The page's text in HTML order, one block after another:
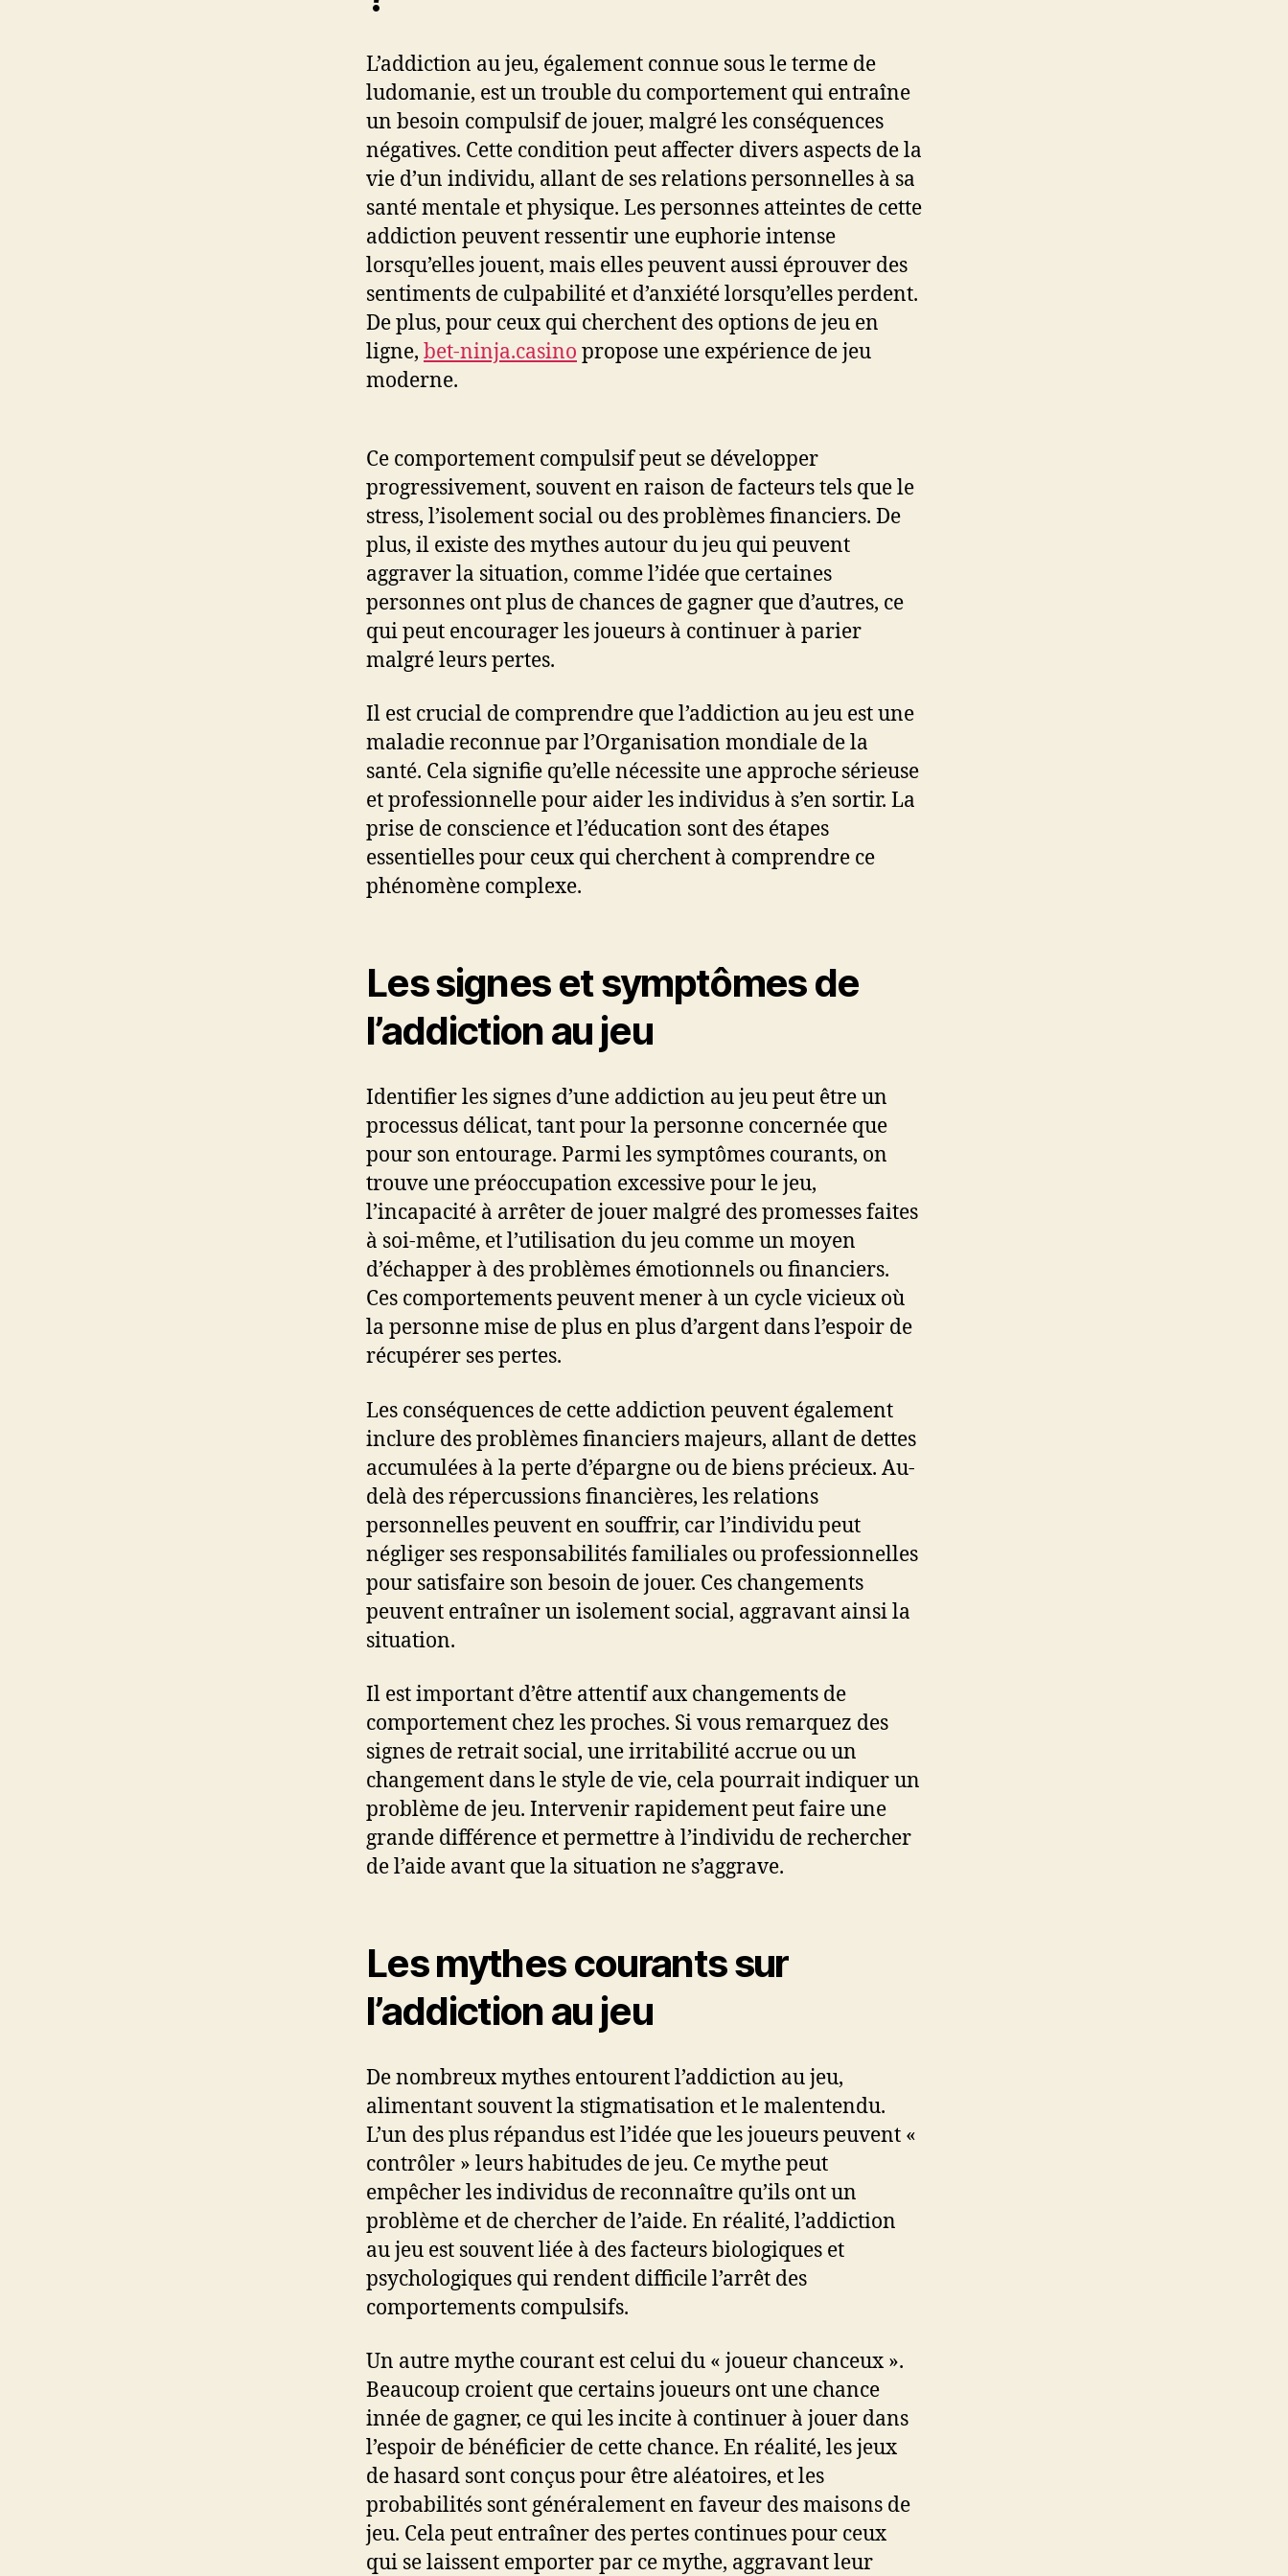
L’addiction au jeu, également connue sous le terme de
ludomanie, est un trouble du comportement qui entraîne
un besoin compulsif de jouer, malgré les conséquences
négatives. Cette condition peut affecter divers aspects de la
vie d’un individu, allant de ses relations personnelles à sa
santé mentale et physique. Les personnes atteintes de cette
addiction peuvent ressentir une euphorie intense
lorsqu’elles jouent, mais elles peuvent aussi éprouver des
sentiments de culpabilité et d’anxiété lorsqu’elles perdent.
De plus, pour ceux qui cherchent des options de jeu en
ligne, bet-ninja.casino propose une expérience de jeu
moderne.
Ce comportement compulsif peut se développer
progressivement, souvent en raison de facteurs tels que le
stress, l’isolement social ou des problèmes financiers. De
plus, il existe des mythes autour du jeu qui peuvent
aggraver la situation, comme l’idée que certaines
personnes ont plus de chances de gagner que d’autres, ce
qui peut encourager les joueurs à continuer à parier
malgré leurs pertes.
Il est crucial de comprendre que l’addiction au jeu est une
maladie reconnue par l’Organisation mondiale de la
santé. Cela signifie qu’elle nécessite une approche sérieuse
et professionnelle pour aider les individus à s’en sortir. La
prise de conscience et l’éducation sont des étapes
essentielles pour ceux qui cherchent à comprendre ce
phénomène complexe.
Les signes et symptômes de
l’addiction au jeu
Identifier les signes d’une addiction au jeu peut être un
processus délicat, tant pour la personne concernée que
pour son entourage. Parmi les symptômes courants, on
trouve une préoccupation excessive pour le jeu,
l’incapacité à arrêter de jouer malgré des promesses faites
à soi-même, et l’utilisation du jeu comme un moyen
d’échapper à des problèmes émotionnels ou financiers.
Ces comportements peuvent mener à un cycle vicieux où
la personne mise de plus en plus d’argent dans l’espoir de
récupérer ses pertes.
Les conséquences de cette addiction peuvent également
inclure des problèmes financiers majeurs, allant de dettes
accumulées à la perte d’épargne ou de biens précieux. Au-
delà des répercussions financières, les relations
personnelles peuvent en souffrir, car l’individu peut
négliger ses responsabilités familiales ou professionnelles
pour satisfaire son besoin de jouer. Ces changements
peuvent entraîner un isolement social, aggravant ainsi la
situation.
Il est important d’être attentif aux changements de
comportement chez les proches. Si vous remarquez des
signes de retrait social, une irritabilité accrue ou un
changement dans le style de vie, cela pourrait indiquer un
problème de jeu. Intervenir rapidement peut faire une
grande différence et permettre à l’individu de rechercher
de l’aide avant que la situation ne s’aggrave.
Les mythes courants sur
l’addiction au jeu
De nombreux mythes entourent l’addiction au jeu,
alimentant souvent la stigmatisation et le malentendu.
L’un des plus répandus est l’idée que les joueurs peuvent «
contrôler » leurs habitudes de jeu. Ce mythe peut
empêcher les individus de reconnaître qu’ils ont un
problème et de chercher de l’aide. En réalité, l’addiction
au jeu est souvent liée à des facteurs biologiques et
psychologiques qui rendent difficile l’arrêt des
comportements compulsifs.
Un autre mythe courant est celui du « joueur chanceux ».
Beaucoup croient que certains joueurs ont une chance
innée de gagner, ce qui les incite à continuer à jouer dans
l’espoir de bénéficier de cette chance. En réalité, les jeux
de hasard sont conçus pour être aléatoires, et les
probabilités sont généralement en faveur des maisons de
jeu. Cela peut entraîner des pertes continues pour ceux
qui se laissent emporter par ce mythe, aggravant leur